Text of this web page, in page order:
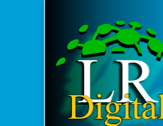
La
Región
Digital
Desde La
Criolla
informamos
a toda la
Región